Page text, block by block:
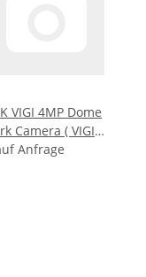
VIGI 4MP Dome
( VIGI
)
Anfrage